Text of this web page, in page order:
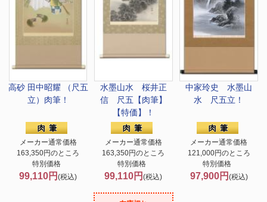
高砂 田中昭耀 （尺五
立）肉筆！
メーカー通常価格
163,350円のところ
特別価格
99,110円(税込)
水墨山水 桜井正
信 尺五【肉筆】
【特価】！
メーカー通常価格
163,350円のところ
特別価格
99,110円(税込)
中家玲史 水墨山
水 尺五立！
メーカー通常価格
121,000円のところ
特別価格
97,900円 (税込)